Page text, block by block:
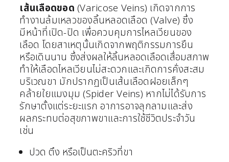
เส้นเลือดขอด (Varicose Veins) เกิดจากการ
ทำงานล้มเหลวของลิ้นหลอดเลือด (Valve) ซึ่ง
มีหน้าที่เปิด-ปิด เพื่อควบคุมการไหลเวียนของ
เลือด โดยสาเหตุนั้นเกิดจากพฤติกรรมการยืน
หรือเดินนาน ซึ่งส่งผลให้ลิ้นหลอดเลือดเสื่อมสภาพ
ทำให้เลือดไหลเวียนไม่สะดวกและเกิดการคั่งสะสม
บริเวณขา มักปรากฏเป็นเส้นเลือดฝอยเล็กๆ
คล้ายใยแมงมุม (Spider Veins) หากไม่ได้รับการ
รักษาตั้งแต่ระยะแรก อาการอาจลุกลามและส่ง
ผลกระทบต่อสุขภาพขาและการใช้ชีวิตประจำวัน
เช่น
ปวด ตึง หรือเป็นตะคริวที่ขา